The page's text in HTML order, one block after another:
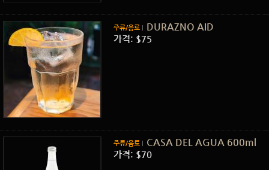
주류/음료 DURAZNO AID
가격: $75
주류/음료 CASA DEL AGUA 600ml
가격: $70